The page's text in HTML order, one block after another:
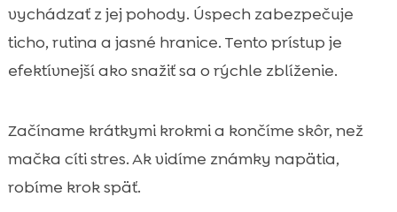
vychádzať z jej pohody. Úspech zabezpečuje
ticho, rutina a jasné hranice. Tento prístup je
efektívnejší ako snažiť sa o rýchle zblíženie.
Začíname krátkymi krokmi a končíme skôr, než
mačka cíti stres. Ak vidíme známky napätia,
robíme krok späť.